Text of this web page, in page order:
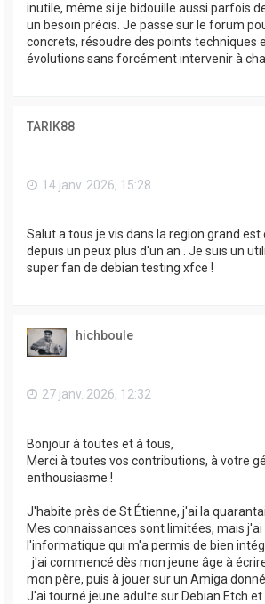
inutile, même si je bidouille aussi parfois
un besoin précis. Je passe sur le forum
concrets, résoudre des points techniques
évolutions sans forcément intervenir à
TARIK88
14 janv. 2026, 15:28
Salut a tous je vis dans la region grand est
depuis un peux plus d'un an . Je suis un
super fan de debian testing xfce !
hichboule
27 janv. 2026, 12:32
Bonjour à toutes et à tous,
Merci à toutes vos contributions, à votre
enthousiasme !
J'habite près de St Étienne, j'ai la
Mes connaissances sont limitées, mais j'ai
l'informatique qui m'a permis de bien
: j'ai commencé dès mon jeune âge à
mon père, puis à jouer sur un Amiga donné
J'ai tourné jeune adulte sur Debian Etch et